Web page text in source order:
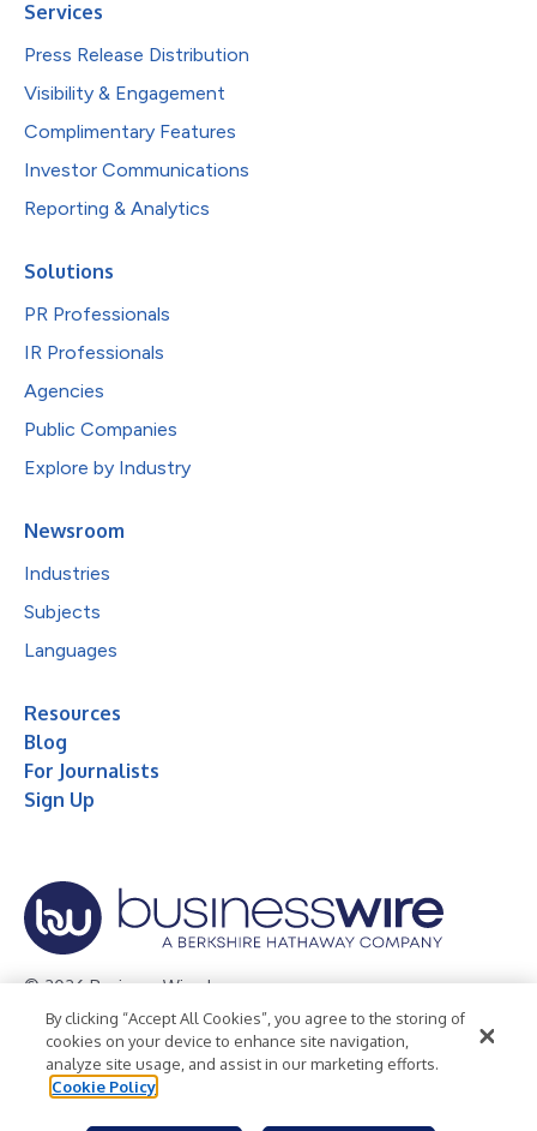
Services
Press Release Distribution
Visibility & Engagement
Complimentary Features
Investor Communications
Reporting & Analytics
Solutions
PR Professionals
IR Professionals
Agencies
Public Companies
Explore by Industry
Newsroom
Industries
Subjects
Languages
Resources
Blog
For Journalists
Sign Up
© 2026 Business Wire, Inc.
Privacy Policy Cookie Policy
Accessibility Statement
Terms of Use
Legal
By clicking “Accept All Cookies”, you agree to the storing of
cookies on your device to enhance site navigation,
analyze site usage, and assist in our marketing efforts.
Cookie Policy